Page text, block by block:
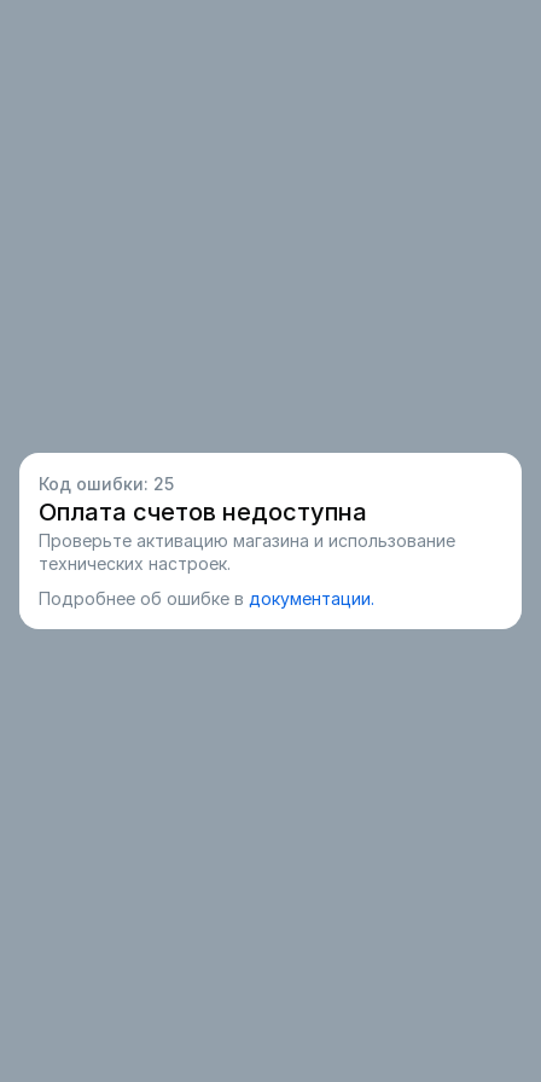
Код ошибки: 25
Оплата счетов недоступна
Проверьте активацию магазина и использование
технических настроек.
Подробнее об ошибке в документации.